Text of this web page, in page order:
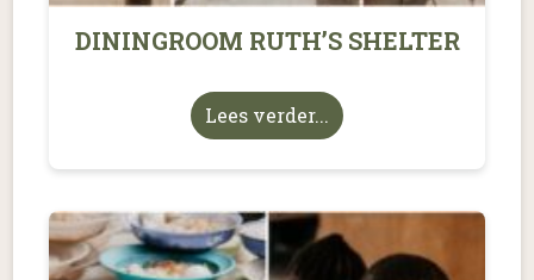
DININGROOM RUTH’S SHELTER
Lees verder...